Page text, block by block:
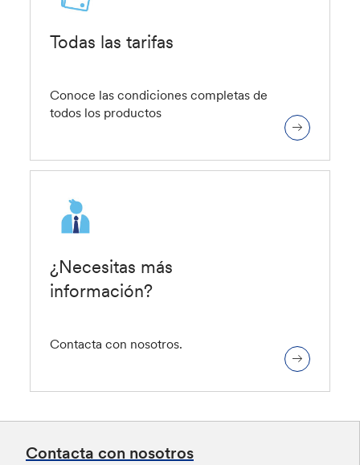
Todas las tarifas
Conoce las condiciones completas de
todos los productos
¿Necesitas más
información?
Contacta con nosotros.
Contacta con nosotros